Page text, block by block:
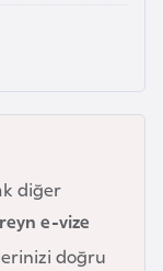
diğer
e-vize
doğru